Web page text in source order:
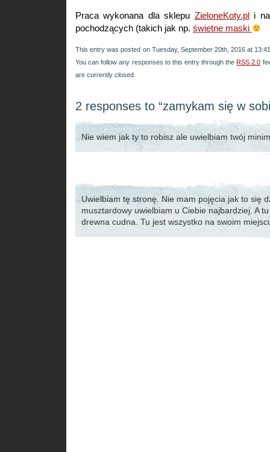
Praca wykonana dla sklepu ZieloneKoty.pli na
pochodzących (takich jak np. świetne maski
This entry was posted on Tuesday, September 20th, 2016 at
You can follow any responses to this entry through the RSS 2.0
are currently closed.
2 responses to “zamykam się w
Nie wiem jak ty to robisz ale uwielbiam twój
Uwielbiam tę stronę. Nie mam pojęcia jak to się
musztardowy uwielbiam u Ciebie najbardziej. A
drewna cudna. Tu jest wszystko na swoim